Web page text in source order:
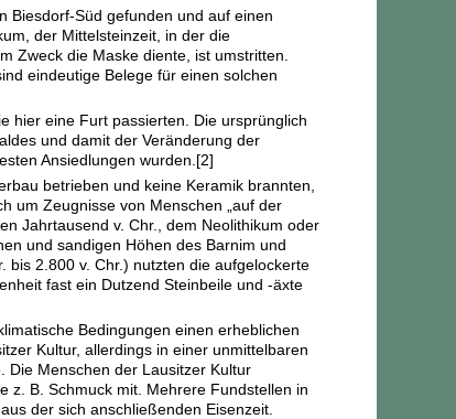
Biesdorf-Süd gefunden und auf einen
der Mittelsteinzeit, in der die
Zweck die Maske diente, ist umstritten.
eindeutige Belege für einen solchen
hier eine Furt passierten. Die ursprünglich
und damit der Veränderung der
Ansiedlungen wurden. [2]
betrieben und keine Keramik brannten,
um Zeugnisse von Menschen „auf der
Jahrtausend v. Chr., dem Neolithikum oder
und sandigen Höhen des Barnim und
bis 2.800 v. Chr.) nutzten die aufgelockerte
fast ein Dutzend Steinbeile und -äxte
Bedingungen einen erheblichen
Kultur, allerdings in einer unmittelbaren
Die Menschen der Lausitzer Kultur
z. B. Schmuck mit. Mehrere Fundstellen in
der sich anschließenden Eisenzeit.